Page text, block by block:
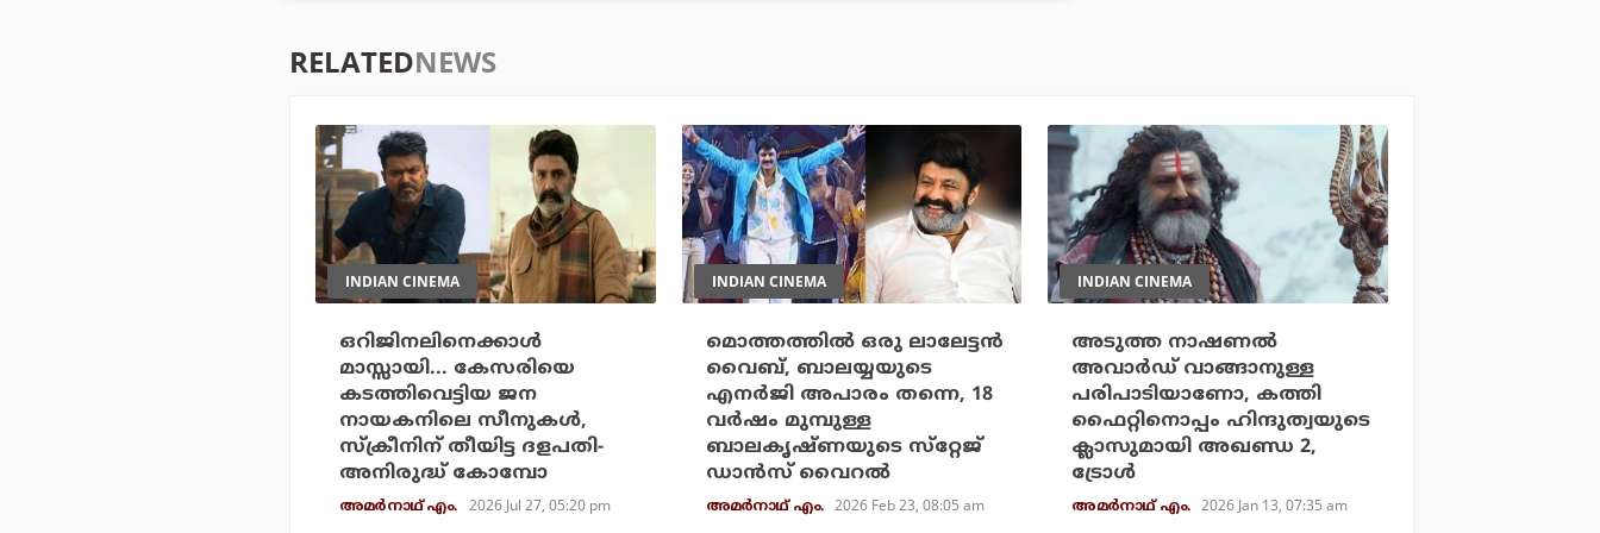
RELATEDNEWS
INDIAN CINEMA
ഒറിജിനലിനെക്കാള്‍
മാസ്സായി... കേസരിയെ
കടത്തിവെട്ടിയ ജന
നായകനിലെ സീനുകള്‍,
സ്‌ക്രീനിന് തീയിട്ട ദളപതി-
അനിരുദ്ധ് കോമ്പോ
അമര്‍നാഥ് എം. 2026 Jul 27, 05:20 pm
INDIAN CINEMA
മൊത്തത്തില്‍ ഒരു ലാലേട്ടന്‍
വൈബ്, ബാലയ്യയുടെ
എനര്‍ജി അപാരം തന്നെ, 18
വര്‍ഷം മുമ്പുള്ള
ബാലകൃഷ്ണയുടെ സ്‌റ്റേജ്
ഡാന്‍സ് വൈറല്‍
അമര്‍നാഥ് എം. 2026 Feb 23, 08:05 am
INDIAN CINEMA
അടുത്ത നാഷണല്‍
അവാര്‍ഡ് വാങ്ങാനുള്ള
പരിപാടിയാണോ, കത്തി
ഫൈറ്റിനൊപ്പം ഹിന്ദുത്വയുടെ
ക്ലാസുമായി അഖണ്ഡ 2,
ട്രോള്‍
അമര്‍നാഥ് എം. 2026 Jan 13, 07:35 am